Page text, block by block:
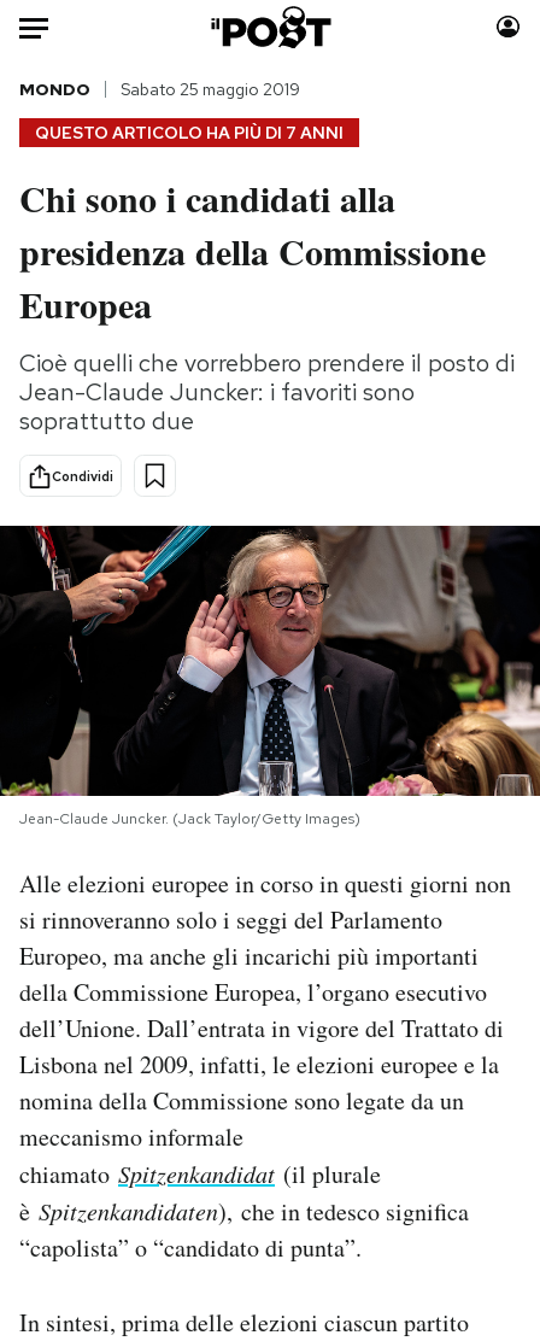
Auto
HOME
Italia
Politica
Tecnologia
Scienza
Cultura
Sport
Moda
Consumismi
Media
PODCAST
NEWSLETTER
I MIEI PREFERITI
SHOP
AREA PERSONALE
Area Personale
Newsletter
Notifiche mobile
Regala il Post
Hai bisogno di aiuto?
QUESTO ARTICOLO HA PIÙ DI 7 ANNI
MONDO Sabato 25 maggio 2019
Chi sono i candidati alla
presidenza della Commissione
Europea
Cioè quelli che vorrebbero prendere il posto di
Jean-Claude Juncker: i favoriti sono
soprattutto due
Condividi
Jean-Claude Juncker. (Jack Taylor/Getty Images)
Alle elezioni europee in corso in questi giorni non
si rinnoveranno solo i seggi del Parlamento
Europeo, ma anche gli incarichi più importanti
della Commissione Europea, l’organo esecutivo
dell’Unione. Dall’entrata in vigore del Trattato di
Lisbona nel 2009, infatti, le elezioni europee e la
nomina della Commissione sono legate da un
meccanismo informale
chiamato Spitzenkandidat (il plurale
è Spitzenkandidaten), che in tedesco significa
“capolista” o “candidato di punta”.
In sintesi, prima delle elezioni ciascun partito